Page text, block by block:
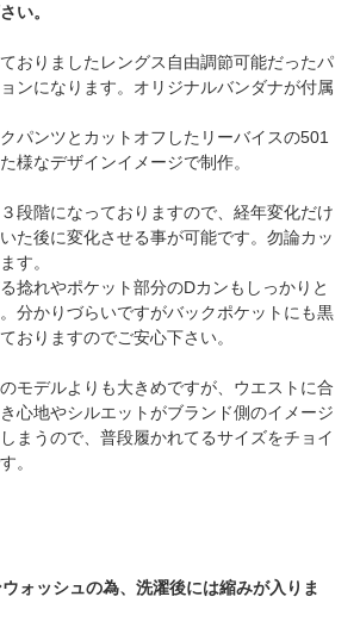
い。
おりましたレングス自由調節可能だったパ
ンになります。オリジナルバンダナが付属
パンツとカットオフしたリーバイスの501
様なデザインイメージで制作。
段階になっておりますので、経年変化だけ
た後に変化させる事が可能です。勿論カッ
す。
捻れやポケット部分のDカンもしっかりと
分かりづらいですがバックポケットにも黒
おりますのでご安心下さい。
モデルよりも大きめですが、ウエストに合
心地やシルエットがブランド側のイメージ
まうので、普段履かれてるサイズをチョイ
。
ォッシュの為、洗濯後には縮みが入りま